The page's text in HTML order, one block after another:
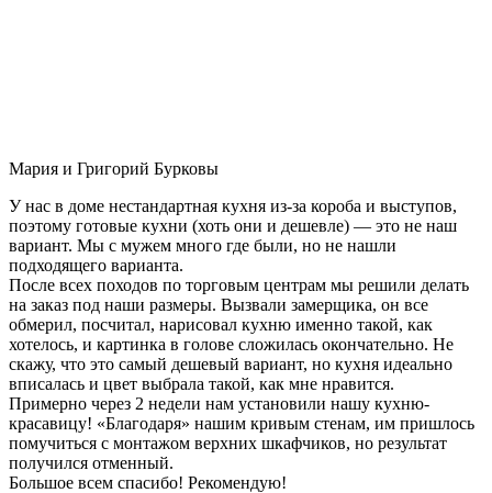
Мария и Григорий Бурковы
У нас в доме нестандартная кухня из-за короба и выступов,
поэтому готовые кухни (хоть они и дешевле) — это не наш
вариант. Мы с мужем много где были, но не нашли
подходящего варианта.
После всех походов по торговым центрам мы решили делать
на заказ под наши размеры. Вызвали замерщика, он все
обмерил, посчитал, нарисовал кухню именно такой, как
хотелось, и картинка в голове сложилась окончательно. Не
скажу, что это самый дешевый вариант, но кухня идеально
вписалась и цвет выбрала такой, как мне нравится.
Примерно через 2 недели нам установили нашу кухню-
красавицу! «Благодаря» нашим кривым стенам, им пришлось
помучиться с монтажом верхних шкафчиков, но результат
получился отменный.
Большое всем спасибо! Рекомендую!